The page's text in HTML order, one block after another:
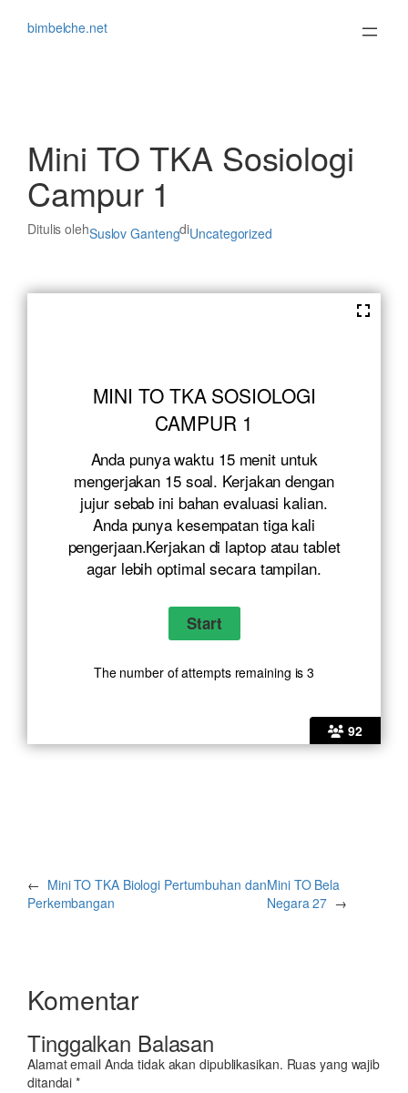
bimbelche.net
Mini TO TKA Sosiologi
Campur 1
Ditulis olehSuslov GantengdiUncategorized
92
MINI TO TKA SOSIOLOGI
CAMPUR 1
Anda punya waktu 15 menit untuk
mengerjakan 15 soal. Kerjakan dengan
jujur sebab ini bahan evaluasi kalian.
Anda punya kesempatan tiga kali
pengerjaan.Kerjakan di laptop atau tablet
agar lebih optimal secara tampilan.
The number of attempts remaining is 3
← Mini TO TKA Biologi Pertumbuhan dan
Perkembangan
Mini TO Bela
Negara 27 →
Komentar
Tinggalkan Balasan
Alamat email Anda tidak akan dipublikasikan. Ruas yang wajib
ditandai*